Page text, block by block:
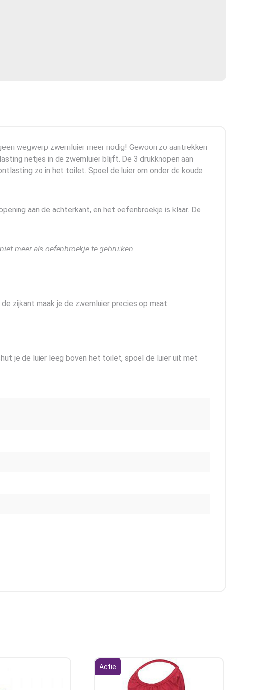
wegwerp zwemluier meer nodig! Gewoon zo aantrekken
netjes in de zwemluier blijft. De 3 drukknopen aan
zo in het toilet. Spoel de luier om onder de koude
aan de achterkant, en het oefenbroekje is klaar. De
meer als oefenbroekje te gebruiken.
zijkant maak je de zwemluier precies op maat.
je de luier leeg boven het toilet, spoel de luier uit met
Actie